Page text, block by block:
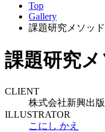
Top
Gallery
課題研究メソッ
課題研究
CLIENT
株式会社新興出
ILLUSTRATOR
こにし かえ